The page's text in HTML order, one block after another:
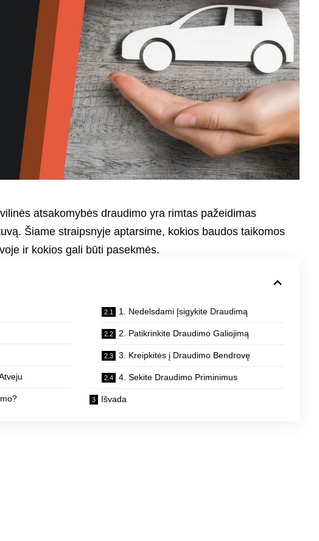
atsakomybės draudimo yra rimtas pažeidimas
Šiame straipsnyje aptarsime, kokios baudos taikomos
ir kokios gali būti pasekmės.
1. Nedelsdami Įsigykite Draudimą
2. Patikrinkite Draudimo Galiojimą
3. Kreipkitės į Draudimo Bendrovę
4. Sekite Draudimo Priminimus
Išvada